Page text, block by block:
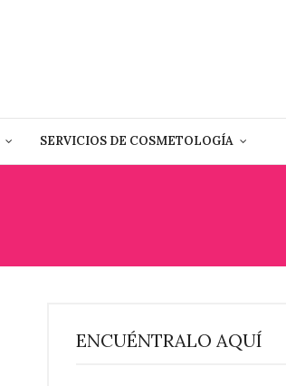
SERVICIOS DE COSMETOLOGÍA
ENCUÉNTRALO AQUÍ